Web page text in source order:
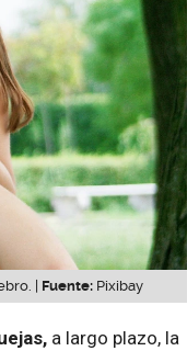
| Fuente: Pixibay
a largo plazo, la